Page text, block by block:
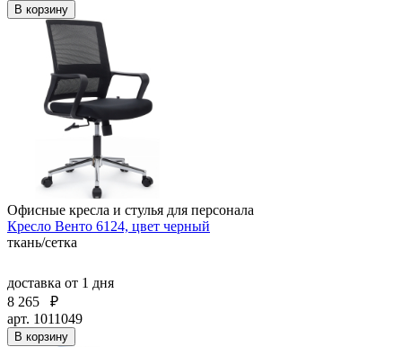
В корзину
Офисные кресла и стулья для персонала
Кресло Венто 6124, цвет черный
ткань/сетка
доставка от 1 дня
8 265
₽
арт. 1011049
В корзину